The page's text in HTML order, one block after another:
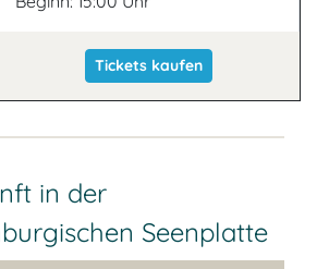
Tickets kaufen
in der
Seenplatte